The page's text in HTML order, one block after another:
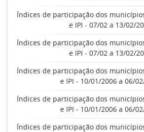
Índices de participação dos
e IPI - 07/02 a 13/02/
Índices de participação dos
e IPI - 07/02 a 13/02/
Índices de participação dos
e IPI - 10/01/2006 a 06/
Índices de participação dos
e IPI - 10/01/2006 a 06/
Índices de participação dos